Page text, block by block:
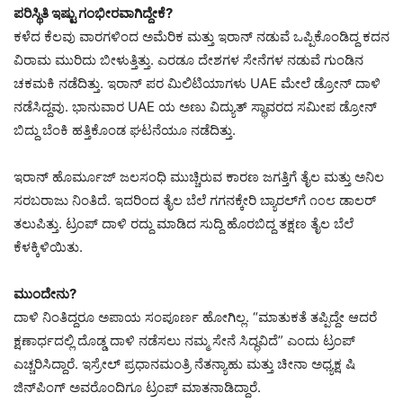
ಪರಿಸ್ಥಿತಿ ಇಷ್ಟು ಗಂಭೀರವಾಗಿದ್ದೇಕೆ?
ಕಳೆದ ಕೆಲವು ವಾರಗಳಿಂದ ಅಮೆರಿಕ ಮತ್ತು ಇರಾನ್ ನಡುವೆ ಒಪ್ಪಿಕೊಂಡಿದ್ದ ಕದನ
ವಿರಾಮ ಮುರಿದು ಬೀಳುತ್ತಿತ್ತು. ಎರಡೂ ದೇಶಗಳ ಸೇನೆಗಳ ನಡುವೆ ಗುಂಡಿನ
ಚಕಮಕಿ ನಡೆದಿತ್ತು. ಇರಾನ್ ಪರ ಮಿಲಿಟಿಯಾಗಳು UAE ಮೇಲೆ ಡ್ರೋನ್ ದಾಳಿ
ನಡೆಸಿದ್ದವು. ಭಾನುವಾರ UAE ಯ ಅಣು ವಿದ್ಯುತ್ ಸ್ಥಾವರದ ಸಮೀಪ ಡ್ರೋನ್
ಬಿದ್ದು ಬೆಂಕಿ ಹತ್ತಿಕೊಂಡ ಘಟನೆಯೂ ನಡೆದಿತ್ತು.
ಇರಾನ್ ಹೊರ್ಮೂಜ್ ಜಲಸಂಧಿ ಮುಚ್ಚಿರುವ ಕಾರಣ ಜಗತ್ತಿಗೆ ತೈಲ ಮತ್ತು ಅನಿಲ
ಸರಬರಾಜು ನಿಂತಿದೆ. ಇದರಿಂದ ತೈಲ ಬೆಲೆ ಗಗನಕ್ಕೇರಿ ಬ್ಯಾರಲ್‌ಗೆ ೧೦೮ ಡಾಲರ್
ತಲುಪಿತ್ತು. ಟ್ರಂಪ್ ದಾಳಿ ರದ್ದು ಮಾಡಿದ ಸುದ್ದಿ ಹೊರಬಿದ್ದ ತಕ್ಷಣ ತೈಲ ಬೆಲೆ
ಕೆಳಕ್ಕಿಳಿಯಿತು.
ಮುಂದೇನು?
ದಾಳಿ ನಿಂತಿದ್ದರೂ ಅಪಾಯ ಸಂಪೂರ್ಣ ಹೋಗಿಲ್ಲ. “ಮಾತುಕತೆ ತಪ್ಪಿದ್ದೇ ಆದರೆ
ಕ್ಷಣಾರ್ಧದಲ್ಲಿ ದೊಡ್ಡ ದಾಳಿ ನಡೆಸಲು ನಮ್ಮ ಸೇನೆ ಸಿದ್ಧವಿದೆ” ಎಂದು ಟ್ರಂಪ್
ಎಚ್ಚರಿಸಿದ್ದಾರೆ. ಇಸ್ರೇಲ್ ಪ್ರಧಾನಮಂತ್ರಿ ನೆತನ್ಯಾಹು ಮತ್ತು ಚೀನಾ ಅಧ್ಯಕ್ಷ ಷಿ
ಜಿನ್‌ಪಿಂಗ್ ಅವರೊಂದಿಗೂ ಟ್ರಂಪ್ ಮಾತನಾಡಿದ್ದಾರೆ.